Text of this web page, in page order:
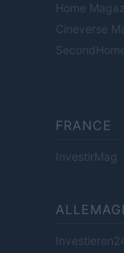
Home
Cineverse
FRANCE
InvestirMag